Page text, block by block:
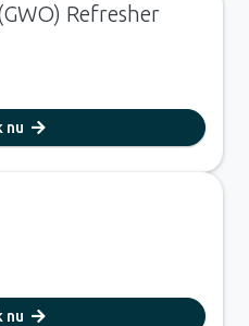
Refresher
nu
nu